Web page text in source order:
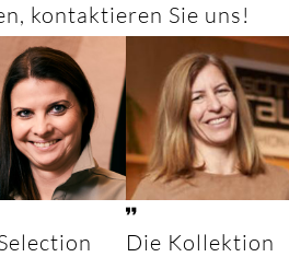
kontaktieren Sie uns!
Die Kollektion